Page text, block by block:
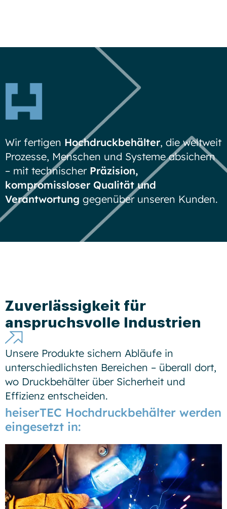
Wir fertigen Hochdruckbehälter, die weltweit
Prozesse, Menschen und Systeme absichern
– mit technischer Präzision,
kompromissloser Qualität und
Verantwortung gegenüber unseren Kunden.
Zuverlässigkeit für
anspruchsvolle Industrien
Unsere Produkte sichern Abläufe in
unterschiedlichsten Bereichen – überall dort,
wo Druckbehälter über Sicherheit und
Effizienz entscheiden.
heiserTEC Hochdruckbehälter werden
eingesetzt in: